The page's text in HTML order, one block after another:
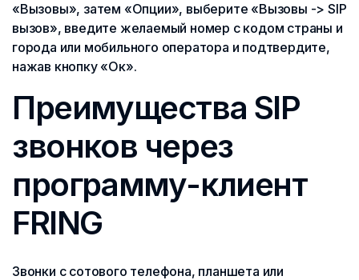
«Вызовы», затем «Опции», выберите «Вызовы -> SIP
вызов», введите желаемый номер с кодом страны и
города или мобильного оператора и подтвердите,
нажав кнопку «Ок».
Преимущества SIP
звонков через
программу-клиент
FRING
Звонки с сотового телефона, планшета или